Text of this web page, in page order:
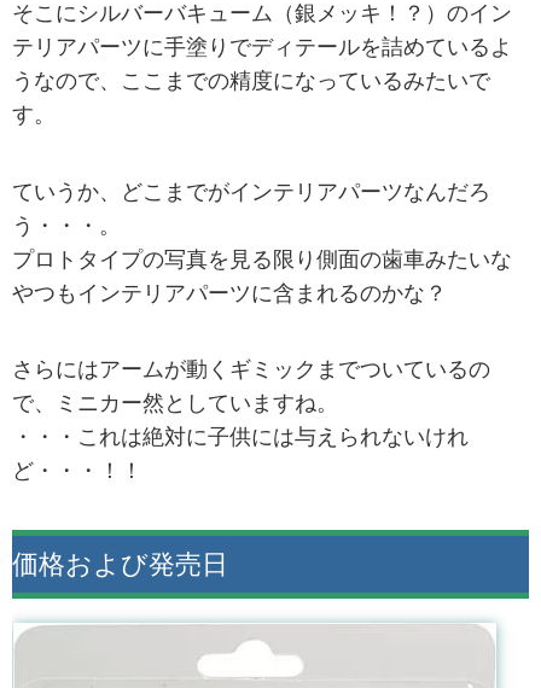
そこにシルバーバキューム（銀メッキ！？）のイン
テリアパーツに手塗りでディテールを詰めているよ
うなので、ここまでの精度になっているみたいで
す。
ていうか、どこまでがインテリアパーツなんだろ
う・・・。
プロトタイプの写真を見る限り側面の歯車みたいな
やつもインテリアパーツに含まれるのかな？
さらにはアームが動くギミックまでついているの
で、ミニカー然としていますね。
・・・これは絶対に子供には与えられないけれ
ど・・・！！
価格および発売日